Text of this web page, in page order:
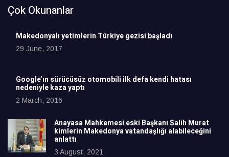
Çok Okunanlar
Makedonyalı yetimlerin Türkiye gezisi başladı
29 June, 2017
Google’ın sürücüsüz otomobili ilk defa kendi hatası
nedeniyle kaza yaptı
2 March, 2016
Anayasa Mahkemesi eski Başkanı Salih Murat
kimlerin Makedonya vatandaşlığı alabileceğini
anlattı
3 August, 2021